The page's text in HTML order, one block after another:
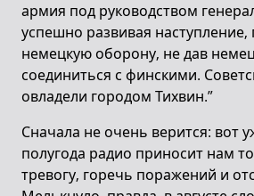
армия под руководством
успешно развивая наступление,
немецкую оборону, не дав
соединиться с финскими.
овладели городом Тихвин.”
Сначала не очень верится: вот
полугода радио приносит нам
тревогу, горечь поражений и